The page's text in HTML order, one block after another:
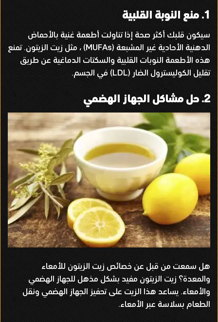
1. منع النوبة القلبية
سيكون قلبك أكثر صحة إذا تناولت أطعمة غنية بالأحماض
الدهنية الأحادية غير المشبعة (MUFAs) ، مثل زيت الزيتون.تمنع
هذه الأطعمة النوبات القلبية والسكتات الدماغية عن طريق
تقليل الكوليسترول الضار (LDL) في الجسم.
2. حل مشاكل الجهاز الهضمي
هل سمعت من قبل عن خصائص زيت الزيتون للأمعاء
والمعدة؟ زيت الزيتون مفيد بشكل مذهل للجهاز الهضمي
والأمعاء. يساعد هذا الزيت على تحفيز الجهاز الهضمي ونقل
الطعام بسلاسة عبر الأمعاء.